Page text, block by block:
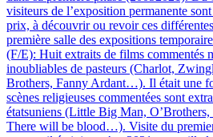
visiteurs de l’exposition permanente
prix, à découvrir ou revoir ces
première salle des expositions
(F/E): Huit extraits de films commentés
inoubliables de pasteurs (Charlot,
Brothers, Fanny Ardant…). Il était une
scènes religieuses commentées sont
étatsuniens (Little Big Man, O’Brothers,
There will be blood…). Visite du